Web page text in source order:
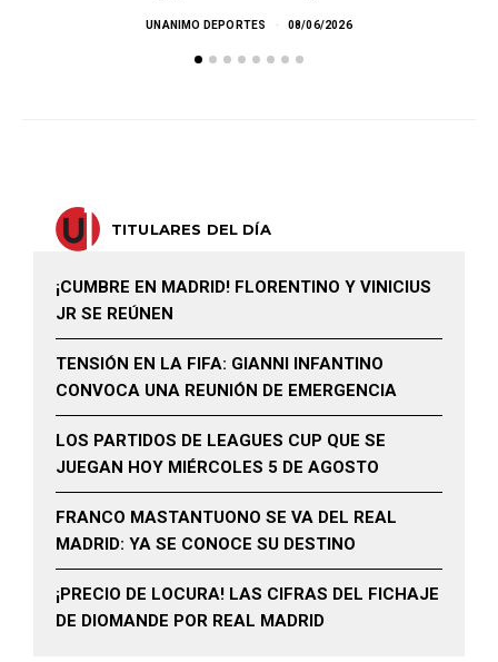
UNANIMO DEPORTES 08/06/2026
TITULARES DEL DÍA
¡CUMBRE EN MADRID! FLORENTINO Y VINICIUS
JR SE REÚNEN
TENSIÓN EN LA FIFA: GIANNI INFANTINO
CONVOCA UNA REUNIÓN DE EMERGENCIA
LOS PARTIDOS DE LEAGUES CUP QUE SE
JUEGAN HOY MIÉRCOLES 5 DE AGOSTO
FRANCO MASTANTUONO SE VA DEL REAL
MADRID: YA SE CONOCE SU DESTINO
¡PRECIO DE LOCURA! LAS CIFRAS DEL FICHAJE
DE DIOMANDE POR REAL MADRID